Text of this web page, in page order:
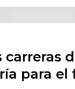
carreras
para el